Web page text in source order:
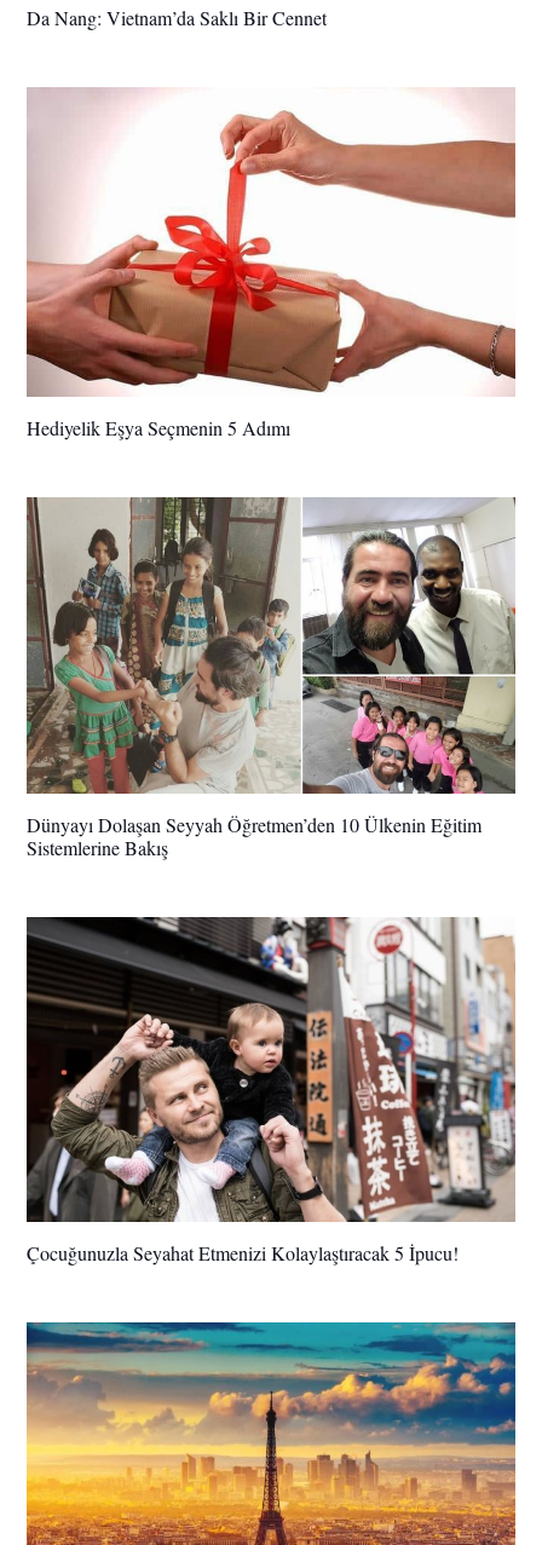
Da Nang: Vietnam’da Saklı Bir Cennet
Hediyelik Eşya Seçmenin 5 Adımı
Dünyayı Dolaşan Seyyah Öğretmen’den 10 Ülkenin Eğitim
Sistemlerine Bakış
Çocuğunuzla Seyahat Etmenizi Kolaylaştıracak 5 İpucu!